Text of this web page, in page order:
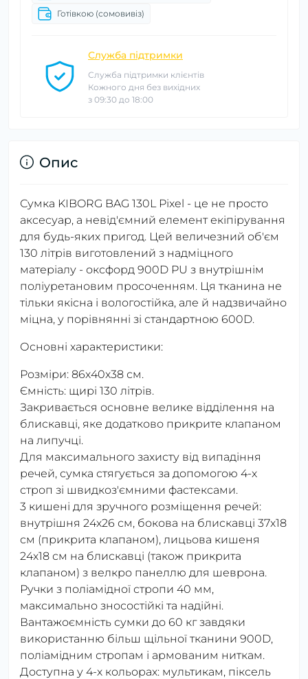
Готівкою (сомовивіз)
Служба підтримки
Служба підтримки клієнтів
Кожного дня без вихідних
з 09:30 до 18:00
Опис
Сумка KIBORG BAG 130L Pixel - це не просто
аксесуар, а невід'ємний елемент екіпірування
для будь-яких пригод. Цей величезний об'єм
130 літрів виготовлений з надміцного
матеріалу - оксфорд 900D PU з внутрішнім
поліуретановим просоченням. Ця тканина не
тільки якісна і вологостійка, але й надзвичайно
міцна, у порівнянні зі стандартною 600D.
Основні характеристики:
Розміри: 86х40х38 см.
Ємність: щирі 130 літрів.
Закривається основне велике відділення на
блискавці, яке додатково прикрите клапаном
на липучці.
Для максимального захисту від випадіння
речей, сумка стягується за допомогою 4-х
строп зі швидкоз'ємними фастексами.
3 кишені для зручного розміщення речей:
внутрішня 24х26 см, бокова на блискавці 37х18
см (прикрита клапаном), лицьова кишеня
24х18 см на блискавці (також прикрита
клапаном) з велкро панеллю для шеврона.
Ручки з поліамідної стропи 40 мм,
максимально зносостійкі та надійні.
Вантажоємність сумки до 60 кг завдяки
використанню більш щільної тканини 900D,
поліамідним стропам і армованим ниткам.
Доступна у 4-х кольорах: мультикам, піксель